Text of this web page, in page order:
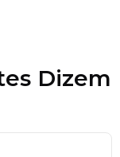
Dizem